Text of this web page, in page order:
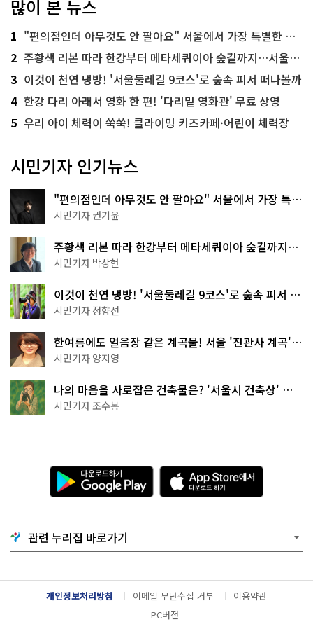
많이 본 뉴스
1 "편의점인데 아무것도 안 팔아요" 서울에서 가장 특별한 편의점의 정체
2 주황색 리본 따라 한강부터 메타세쿼이아 숲길까지…서울둘레길 15코스
3 이것이 천연 냉방! '서울둘레길 9코스'로 숲속 피서 떠나볼까
4 한강 다리 아래서 영화 한 편! '다리밑 영화관' 무료 상영
5 우리 아이 체력이 쑥쑥! 클라이밍 키즈카페·어린이 체력장
시민기자 인기뉴스
"편의점인데 아무것도 안 팔아요" 서울에서 가장 특별
한 편의점의 정체
시민기자 권기윤
주황색 리본 따라 한강부터 메타세쿼이아 숲길까지…
서울둘레길 15코스
시민기자 박상현
이것이 천연 냉방! '서울둘레길 9코스'로 숲속 피서 떠
나볼까
시민기자 정향선
한여름에도 얼음장 같은 계곡물! 서울 '진관사 계곡'이
천국이네~
시민기자 양지영
나의 마음을 사로잡은 건축물은? '서울시 건축상' 수
상작 공개!
시민기자 조수봉
다
운
로
기
G
o
g
l
e
A
p
p
e
서
다
운
관련 누리집 바로가기
개인정보처리방침 이메일 무단수집 거부
이용약관
PC버전